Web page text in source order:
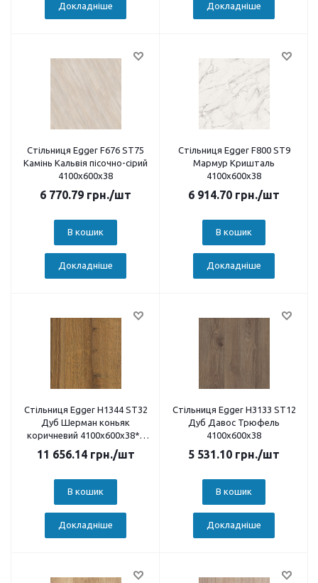
Докладніше Докладніше
Стільниця Egger F676 ST75
Камінь Кальвія пісочно-сірий
4100х600х38
6 770.79 грн./шт
В кошик
Докладніше
Стільниця Egger F800 ST9
Мармур Кришталь
4100х600х38
6 914.70 грн./шт
В кошик
Докладніше
Стільниця Egger H1344 ST32
Дуб Шерман коньяк
коричневий 4100х600х38**
Виводиться з колекції
11 656.14грн./шт
В кошик
Докладніше
Стільниця Egger H3133 ST12
Дуб Давос Трюфель
4100х600х38
5 531.10 грн./шт
В кошик
Докладніше